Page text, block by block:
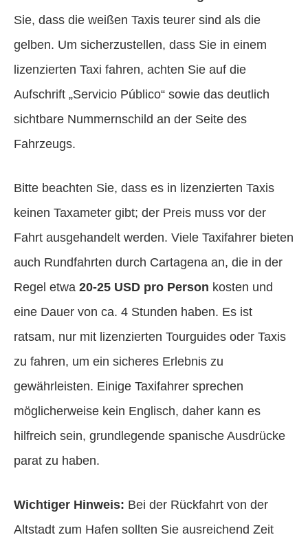
Sie, dass die weißen Taxis teurer sind als die
gelben. Um sicherzustellen, dass Sie in einem
lizenzierten Taxi fahren, achten Sie auf die
Aufschrift „Servicio Público“ sowie das deutlich
sichtbare Nummernschild an der Seite des
Fahrzeugs.
Bitte beachten Sie, dass es in lizenzierten Taxis
keinen Taxameter gibt; der Preis muss vor der
Fahrt ausgehandelt werden. Viele Taxifahrer bieten
auch Rundfahrten durch Cartagena an, die in der
Regel etwa 20-25 USD pro Person kosten und
eine Dauer von ca. 4 Stunden haben. Es ist
ratsam, nur mit lizenzierten Tourguides oder Taxis
zu fahren, um ein sicheres Erlebnis zu
gewährleisten. Einige Taxifahrer sprechen
möglicherweise kein Englisch, daher kann es
hilfreich sein, grundlegende spanische Ausdrücke
parat zu haben.
Wichtiger Hinweis: Bei der Rückfahrt von der
Altstadt zum Hafen sollten Sie ausreichend Zeit